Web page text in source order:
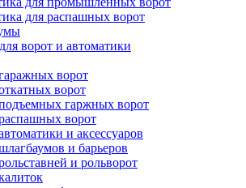
для распашных ворот
ворот и автоматики
ворот
ворот
гаржных ворот
ворот
и аксессуаров
и барьеров
и рольворот